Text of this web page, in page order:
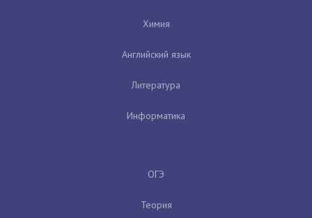
Химия
Английский язык
Литература
Информатика
ОГЭ
Теория